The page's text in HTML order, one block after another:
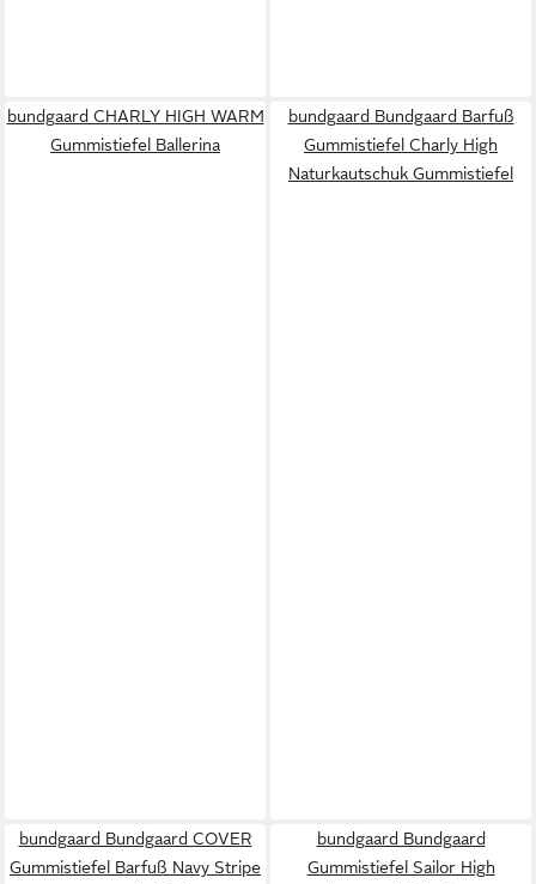
bundgaard CHARLY HIGH WARM
Gummistiefel Ballerina
bundgaard Bundgaard Barfuß
Gummistiefel Charly High
Naturkautschuk Gummistiefel
bundgaard Bundgaard COVER
Gummistiefel Barfuß Navy Stripe
bundgaard Bundgaard
Gummistiefel Sailor High